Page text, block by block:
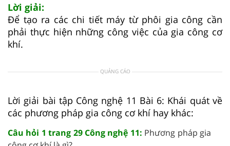
Lời giải:
Để tạo ra các chi tiết máy từ phôi gia công cần
phải thực hiện những công việc của gia công cơ
khí.
QUẢNG CÁO
Lời giải bài tập Công nghệ 11 Bài 6: Khái quát về
các phương pháp gia công cơ khí hay khác:
Câu hỏi 1 trang 29 Công nghệ 11: Phương pháp gia